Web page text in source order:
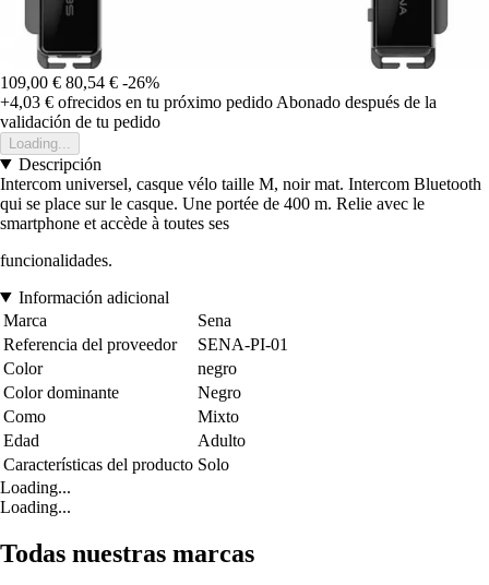
109,00 € 80,54 € -26%
+4,03 € ofrecidos en tu próximo pedido Abonado después de la
validación de tu pedido
Loading...
Descripción
Intercom universel, casque vélo taille M, noir mat. Intercom Bluetooth
qui se place sur le casque. Une portée de 400 m. Relie avec le
smartphone et accède à toutes ses
funcionalidades.
Información adicional
Marca
Sena
Referencia del proveedor
SENA-PI-01
Color
negro
Color dominante
Negro
Como
Mixto
Edad
Adulto
Características del producto Solo
Loading...
Loading...
Todas nuestras marcas